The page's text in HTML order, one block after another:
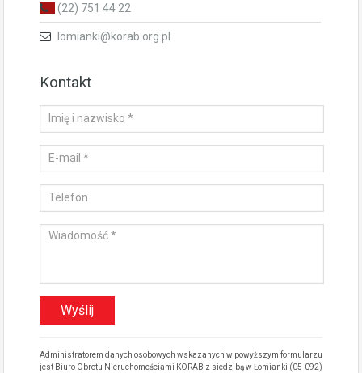
(22) 751 44 22
lomianki@korab.org.pl
Kontakt
Administratorem danych osobowych wskazanych w powyższym formularzu
jest Biuro Obrotu Nieruchomościami KORAB z siedzibą w Łomianki (05-092)